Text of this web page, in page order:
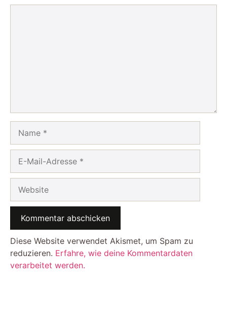
Mail-
Adresse
Diese Website verwendet Akismet, um Spam zu
reduzieren. Erfahre, wie deine Kommentardaten
verarbeitet werden.